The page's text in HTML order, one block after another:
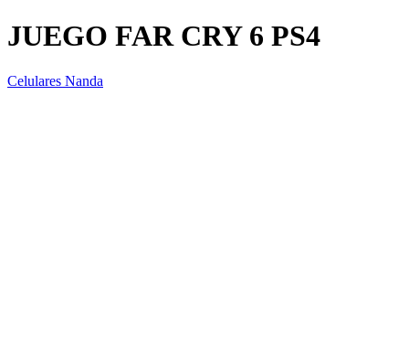
JUEGO FAR CRY 6 PS4
Celulares Nanda